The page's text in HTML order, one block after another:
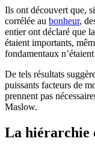
Ils ont découvert que,
corrélée au bonheur,
entier ont déclaré que
étaient importants,
fondamentaux
De tels résultats
puissants facteurs de
prennent pas
Maslow.
La hiérarchie